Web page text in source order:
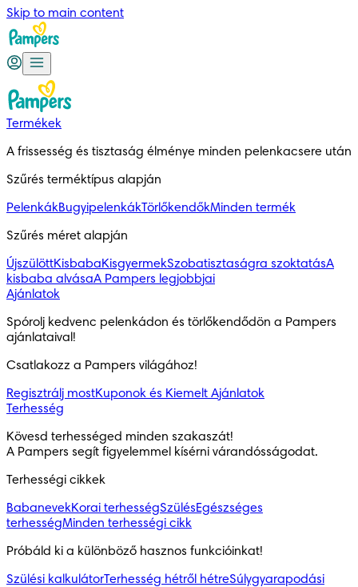
Skip to main content
Termékek
A frissesség és tisztaság élménye minden pelenkacsere után
Szűrés terméktípus alapján
PelenkákBugyipelenkákTörlőkendőkMinden termék
Szűrés méret alapján
ÚjszülöttKisbabaKisgyermekSzobatisztaságra szoktatásA
kisbaba alvásaA Pampers legjobbjai
Ajánlatok
Spórolj kedvenc pelenkádon és törlőkendődön a Pampers
ajánlataival!
Csatlakozz a Pampers világához!
Regisztrálj mostKuponok és Kiemelt Ajánlatok
Terhesség
Kövesd terhességed minden szakaszát!
A Pampers segít figyelemmel kísérni várandósságodat.
Terhességi cikkek
BabanevekKorai terhességSzülésEgészséges
terhességMinden terhességi cikk
Próbáld ki a különböző hasznos funkcióinkat!
Szülési kalkulátorTerhesség hétről hétreSúlygyarapodási